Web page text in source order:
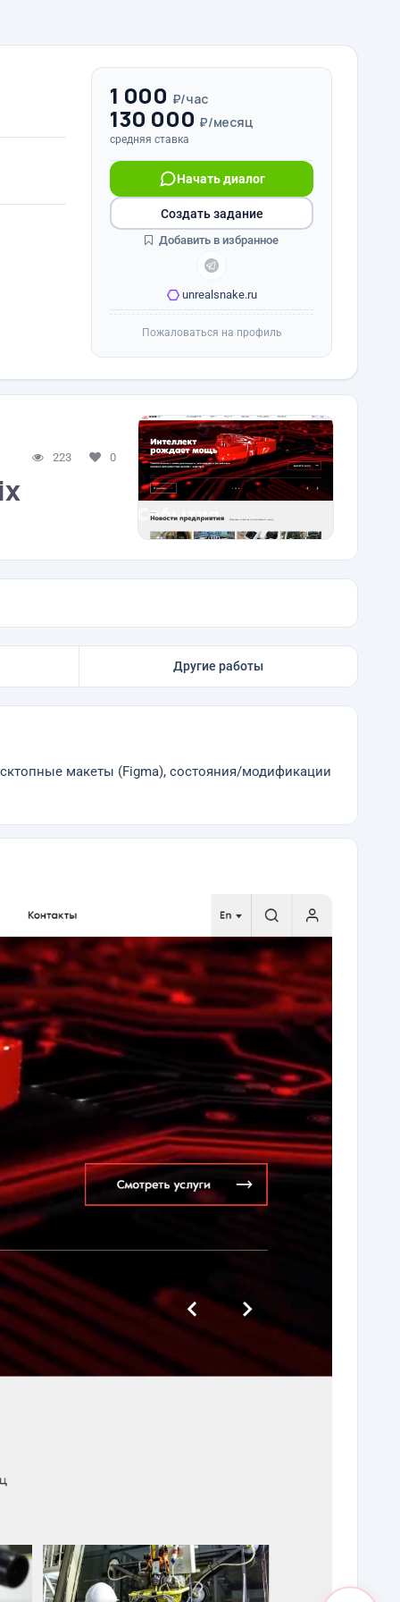
1 000 ₽/час
130 000 ₽/месяц
средняя ставка
Начать диалог
unrealsnake.ru
Создать задание
Добавить в избранное
Пожаловаться на профиль
223 0
Другие работы
макеты (Figma), состояния/модификации